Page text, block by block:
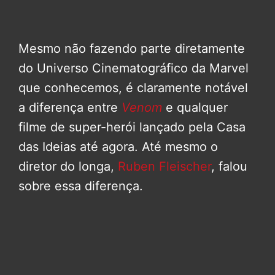
Mesmo não fazendo parte diretamente
do Universo Cinematográfico da Marvel
que conhecemos, é claramente notável
a diferença entre Venom e qualquer
filme de super-herói lançado pela Casa
das Ideias até agora. Até mesmo o
diretor do longa, Ruben Fleischer, falou
sobre essa diferença.